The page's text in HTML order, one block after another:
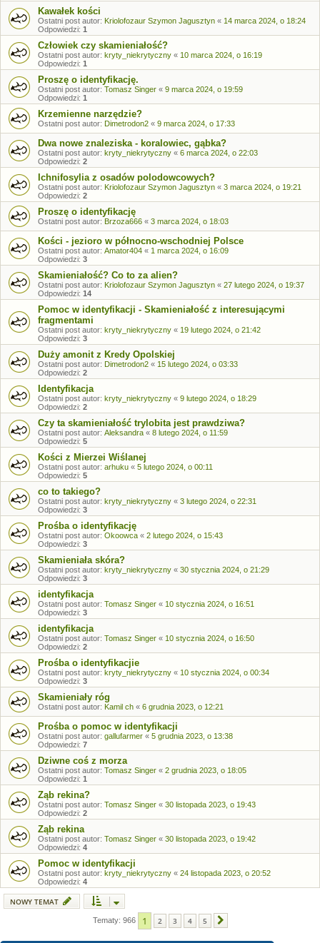
Kawałek kości
Ostatni post autor: Kriolofozaur Szymon Jagusztyn « 14 marca 2024, o 18:24
Odpowiedzi: 1
Człowiek czy skamieniałość?
Ostatni post autor: kryty_niekrytyczny « 10 marca 2024, o 16:19
Odpowiedzi: 1
Proszę o identyfikację.
Ostatni post autor: Tomasz Singer « 9 marca 2024, o 19:59
Odpowiedzi: 1
Krzemienne narzędzie?
Ostatni post autor: Dimetrodon2 « 9 marca 2024, o 17:33
Dwa nowe znaleziska - koralowiec, gąbka?
Ostatni post autor: kryty_niekrytyczny « 6 marca 2024, o 22:03
Odpowiedzi: 2
Ichnifosylia z osadów polodowcowych?
Ostatni post autor: Kriolofozaur Szymon Jagusztyn « 3 marca 2024, o 19:21
Odpowiedzi: 2
Proszę o identyfikację
Ostatni post autor: Brzoza666 « 3 marca 2024, o 18:03
Kości - jezioro w północno-wschodniej Polsce
Ostatni post autor: Amator404 « 1 marca 2024, o 16:09
Odpowiedzi: 3
Skamieniałość? Co to za alien?
Ostatni post autor: Kriolofozaur Szymon Jagusztyn « 27 lutego 2024, o 19:37
Odpowiedzi: 14
Pomoc w identyfikacji - Skamieniałość z interesującymi
fragmentami
Ostatni post autor: kryty_niekrytyczny « 19 lutego 2024, o 21:42
Odpowiedzi: 3
Duży amonit z Kredy Opolskiej
Ostatni post autor: Dimetrodon2 « 15 lutego 2024, o 03:33
Odpowiedzi: 2
Identyfikacja
Ostatni post autor: kryty_niekrytyczny « 9 lutego 2024, o 18:29
Odpowiedzi: 2
Czy ta skamieniałość trylobita jest prawdziwa?
Ostatni post autor: Aleksandra « 8 lutego 2024, o 11:59
Odpowiedzi: 5
Kości z Mierzei Wiślanej
Ostatni post autor: arhuku « 5 lutego 2024, o 00:11
Odpowiedzi: 5
co to takiego?
Ostatni post autor: kryty_niekrytyczny « 3 lutego 2024, o 22:31
Odpowiedzi: 3
Prośba o identyfikację
Ostatni post autor: Okoowca « 2 lutego 2024, o 15:43
Odpowiedzi: 3
Skamieniała skóra?
Ostatni post autor: kryty_niekrytyczny « 30 stycznia 2024, o 21:29
Odpowiedzi: 3
identyfikacja
Ostatni post autor: Tomasz Singer « 10 stycznia 2024, o 16:51
Odpowiedzi: 3
identyfikacja
Ostatni post autor: Tomasz Singer « 10 stycznia 2024, o 16:50
Odpowiedzi: 2
Prośba o identyfikacjie
Ostatni post autor: kryty_niekrytyczny « 10 stycznia 2024, o 00:34
Odpowiedzi: 3
Skamieniały róg
Ostatni post autor: Kamil ch « 6 grudnia 2023, o 12:21
Prośba o pomoc w identyfikacji
Ostatni post autor: gallufarmer « 5 grudnia 2023, o 13:38
Odpowiedzi: 7
Dziwne coś z morza
Ostatni post autor: Tomasz Singer « 2 grudnia 2023, o 18:05
Odpowiedzi: 1
Ząb rekina?
Ostatni post autor: Tomasz Singer « 30 listopada 2023, o 19:43
Odpowiedzi: 2
Ząb rekina
Ostatni post autor: Tomasz Singer « 30 listopada 2023, o 19:42
Odpowiedzi: 4
Pomoc w identyfikacji
Ostatni post autor: kryty_niekrytyczny « 24 listopada 2023, o 20:52
Odpowiedzi: 4
NOWY TEMAT
Tematy: 966 1 2 3 4 5